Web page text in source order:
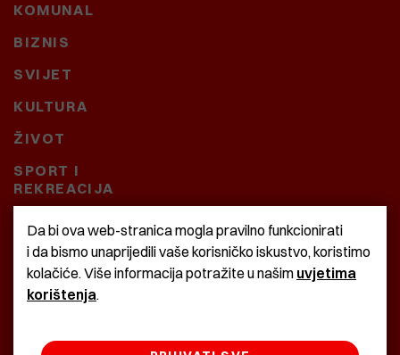
KOMUNAL
BIZNIS
SVIJET
KULTURA
ŽIVOT
SPORT I
REKREACIJA
CRNA KRONIKA
BAŠTARDINI I PRAVI
KRASNA ZEMLJA
Da bi ova web-stranica mogla pravilno funkcionirati
i da bismo unaprijedili vaše korisničko iskustvo, koristimo
kolačiće. Više informacija potražite u našim uvjetima
korištenja.